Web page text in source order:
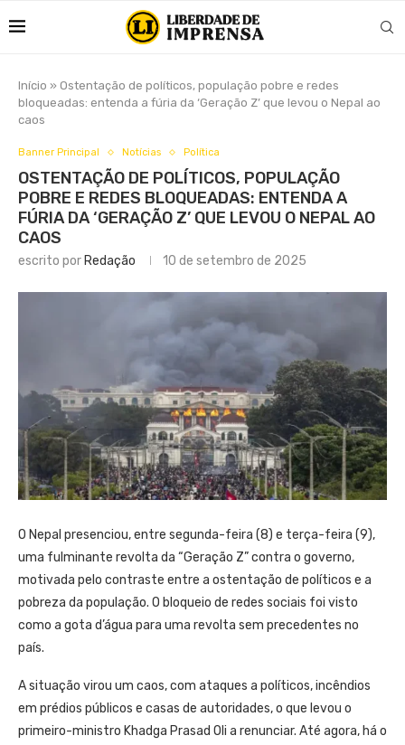
Início » Ostentação de políticos, população pobre e redes
bloqueadas: entenda a fúria da ‘Geração Z’ que levou o Nepal ao
caos
Banner Principal Notícias Política
OSTENTAÇÃO DE POLÍTICOS, POPULAÇÃO
POBRE E REDES BLOQUEADAS: ENTENDA A
FÚRIA DA ‘GERAÇÃO Z’ QUE LEVOU O NEPAL AO
CAOS
escrito por Redação 10 de setembro de 2025
O Nepal presenciou, entre segunda-feira (8) e terça-feira (9),
uma fulminante revolta da “Geração Z” contra o governo,
motivada pelo contraste entre a ostentação de políticos e a
pobreza da população. O bloqueio de redes sociais foi visto
como a gota d’água para uma revolta sem precedentes no
país.
A situação virou um caos, com ataques a políticos, incêndios
em prédios públicos e casas de autoridades, o que levou o
primeiro-ministro Khadga Prasad Oli a renunciar. Até agora, há o